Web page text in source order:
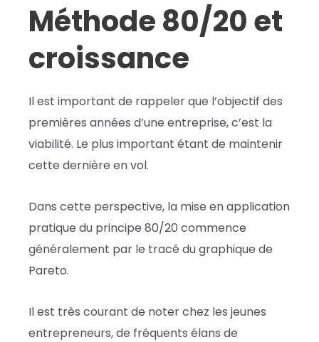
Méthode 80/20 et
croissance
Il est important de rappeler que l’objectif des
premières années d’une entreprise, c’est la
viabilité. Le plus important étant de maintenir
cette dernière en vol.
Dans cette perspective, la mise en application
pratique du principe 80/20 commence
généralement par le tracé du graphique de
Pareto.
Il est très courant de noter chez les jeunes
entrepreneurs, de fréquents élans de